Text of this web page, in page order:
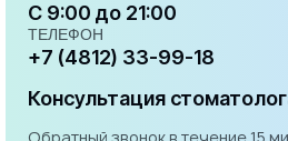
С 9:00 до 21:00
ТЕЛЕФОН
+7 (4812) 33-99-18
Консультация